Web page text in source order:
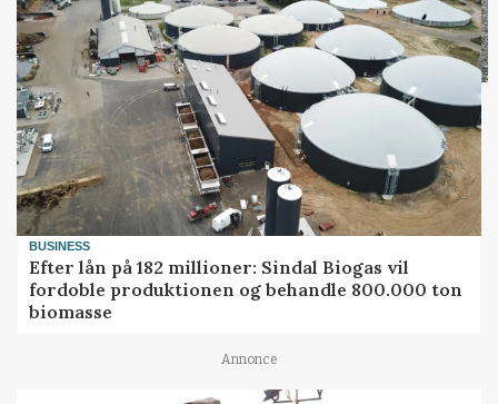
BUSINESS
Efter lån på 182 millioner: Sindal Biogas vil
fordoble produktionen og behandle 800.000 ton
biomasse
Annonce